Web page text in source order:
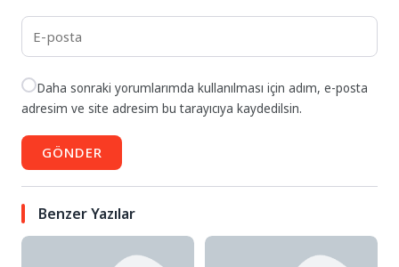
Daha sonraki yorumlarımda kullanılması için adım, e-posta
adresim ve site adresim bu tarayıcıya kaydedilsin.
GÖNDER
Benzer Yazılar